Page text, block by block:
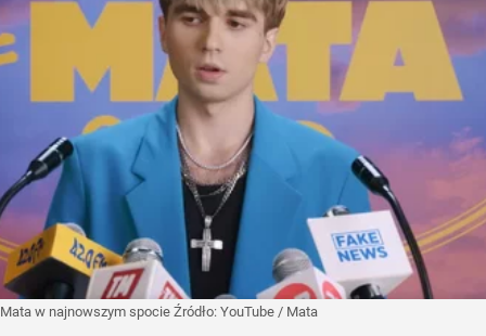
Mata w najnowszym spocie Źródło: YouTube / Mata